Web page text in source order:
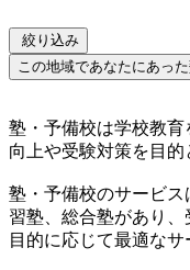
絞り込み
この地域であなたにあっ
塾・予備校は学校教
向上や受験対策を目的
塾・予備校のサービ
習塾、総合塾があり
目的に応じて最適なサ